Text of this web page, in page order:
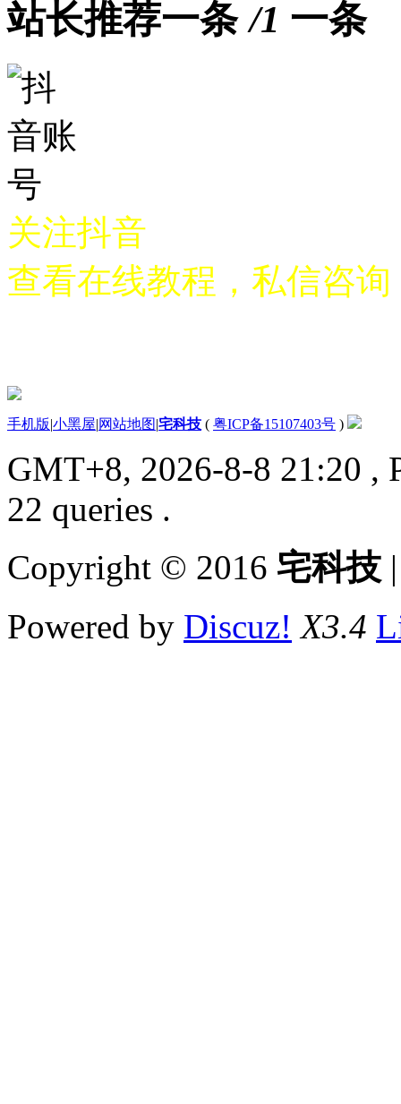
站长推荐 /1
关注抖音
查看在线教程，私信咨询
手机版|小黑屋|网站地图|宅科技 ( 粤ICP备15107403号 )
GMT+8, 2026-8-8 21:20 ,
22 queries .
Copyright © 2016 宅科技
Powered by Discuz! X3.4